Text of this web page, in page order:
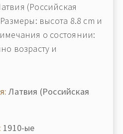
(Российская
высота 8.8 cm и
о состоянии:
возрасту и
Латвия (Российская
1910-ые